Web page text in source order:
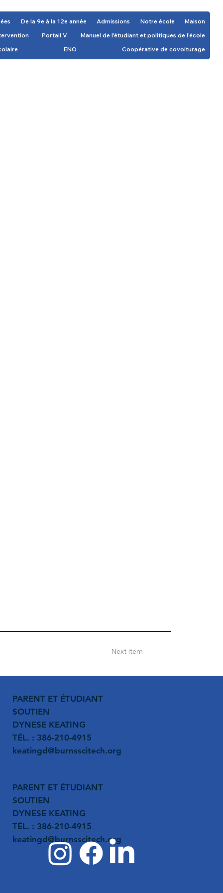
Maison
Notre école
Admissions
De la 9e à la 12e année
Manuel de l'étudiant et politiques de l'école
Portail V
Coopérative de covoiturage
ENO
Next Item
PARENT ET ÉTUDIANT
SOUTIEN
DYNESE KEATING
TÉL. : 386-210-4915
keatingd@burnsscitech.org
PARENT ET ÉTUDIANT
SOUTIEN
DYNESE KEATING
TÉL. : 386-210-4915
keatingd@burnsscitech.org